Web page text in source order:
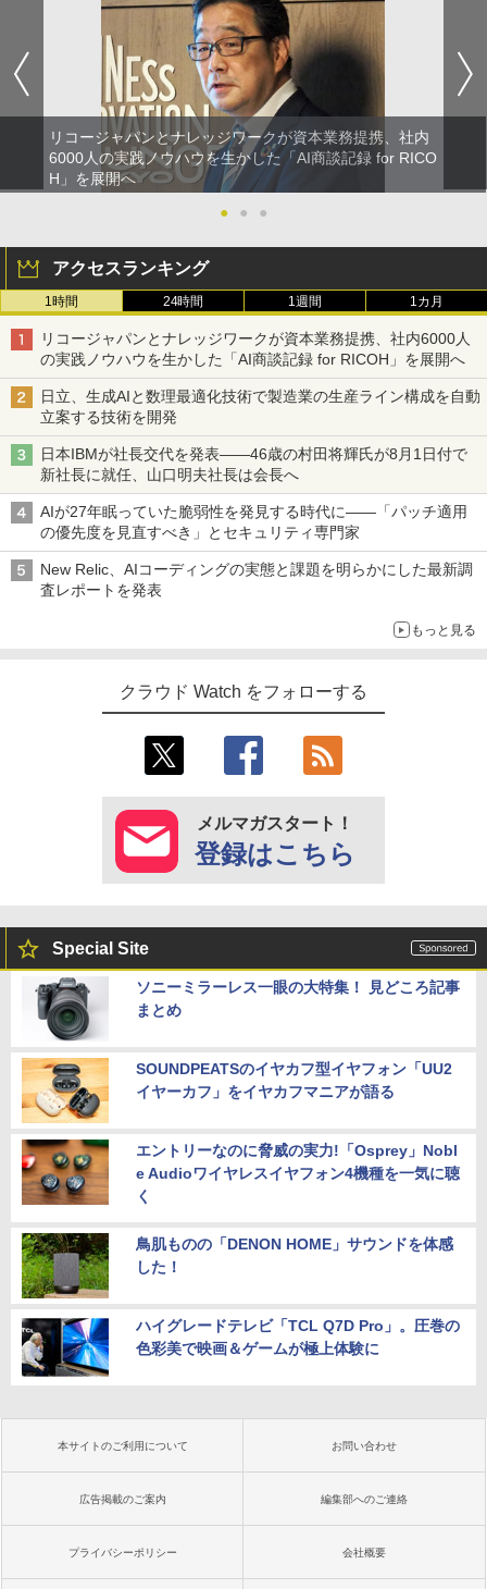
リコージャパンとナレッジワークが資本業務提携、社内
6000人の実践ノウハウを生かした「AI商談記録 for RICO
H」を展開へ
●
● ●
アクセスランキング
1時間 24時間 1週間 1カ月
リコージャパンとナレッジワークが資本業務提携、社内6000人
の実践ノウハウを生かした「AI商談記録 for RICOH」を展開へ
日立、生成AIと数理最適化技術で製造業の生産ライン構成を自動
立案する技術を開発
日本IBMが社長交代を発表――46歳の村田将輝氏が8月1日付で
新社長に就任、山口明夫社長は会長へ
AIが27年眠っていた脆弱性を発見する時代に――「パッチ適用
の優先度を見直すべき」とセキュリティ専門家
New Relic、AIコーディングの実態と課題を明らかにした最新調
査レポートを発表
もっと見る
クラウド Watch をフォローする
メルマガスタート！
登録はこちら
Special Site
ソニーミラーレス一眼の大特集！ 見どころ記事
まとめ
SOUNDPEATSのイヤカフ型イヤフォン「UU2
イヤーカフ」をイヤカフマニアが語る
エントリーなのに脅威の実力!「Osprey」Nobl
e Audioワイヤレスイヤフォン4機種を一気に聴
く
鳥肌ものの「DENON HOME」サウンドを体感
した！
ハイグレードテレビ「TCL Q7D Pro」。圧巻の
色彩美で映画＆ゲームが極上体験に
本サイトのご利用について お問い合わせ
広告掲載のご案内 編集部へのご連絡
プライバシーポリシー 会社概要